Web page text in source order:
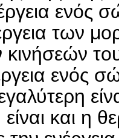
ενός
των
κινήσεών
ενός
είναι και η